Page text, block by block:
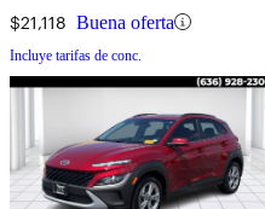
$21,118 Buena oferta
Incluye tarifas de conc.